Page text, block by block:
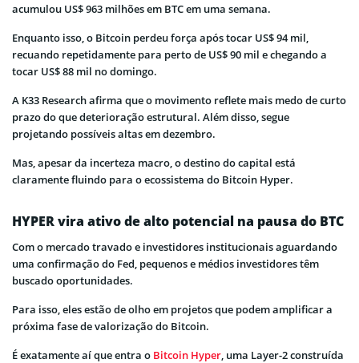
acumulou US$ 963 milhões em BTC em uma semana.
Enquanto isso, o Bitcoin perdeu força após tocar US$ 94 mil,
recuando repetidamente para perto de US$ 90 mil e chegando a
tocar US$ 88 mil no domingo.
A K33 Research afirma que o movimento reflete mais medo de curto
prazo do que deterioração estrutural. Além disso, segue
projetando possíveis altas em dezembro.
Mas, apesar da incerteza macro, o destino do capital está
claramente fluindo para o ecossistema do Bitcoin Hyper.
HYPER vira ativo de alto potencial na pausa do BTC
Com o mercado travado e investidores institucionais aguardando
uma confirmação do Fed, pequenos e médios investidores têm
buscado oportunidades.
Para isso, eles estão de olho em projetos que podem amplificar a
próxima fase de valorização do Bitcoin.
É exatamente aí que entra o Bitcoin Hyper, uma Layer-2 construída